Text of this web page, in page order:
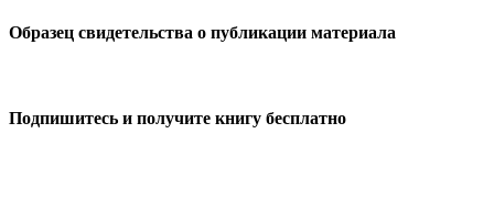
Образец свидетельства о публикации материала
Подпишитесь и получите книгу бесплатно